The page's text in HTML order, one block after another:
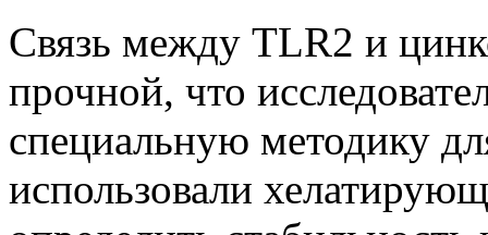
Связь между TLR2 и
прочной, что
специальную методику
использовали